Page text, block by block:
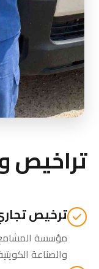
تراخيص
ترخيص
مؤسسة
والصناعة